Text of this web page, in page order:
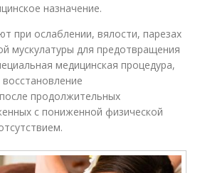
назначение.
при ослаблении, вялости, парезах
мускулатуры для предотвращения
медицинская процедура,
продолжительных
с пониженной физической